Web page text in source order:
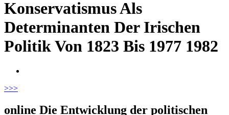
Konservatismus Als
Determinanten Der Irischen
Politik Von 1823 Bis 1977 1982
>>>
online Die Entwicklung der politischen